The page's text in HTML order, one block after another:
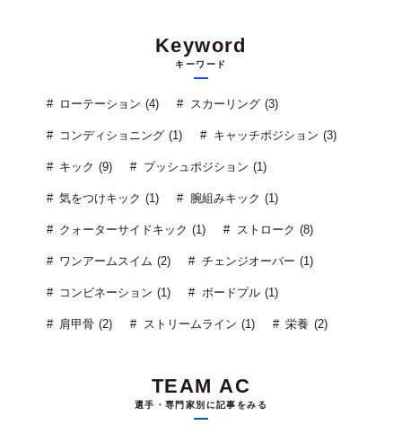
Keyword
キーワード
ローテーション (4) スカーリング (3)
コンディショニング (1) キャッチポジション (3)
キック (9) プッシュポジション (1)
気をつけキック (1) 腕組みキック (1)
クォーターサイドキック (1) ストローク (8)
ワンアームスイム (2) チェンジオーバー (1)
コンビネーション (1) ボードプル (1)
肩甲骨 (2) ストリームライン (1) 栄養 (2)
TEAM AC
選手・専門家別に記事をみる